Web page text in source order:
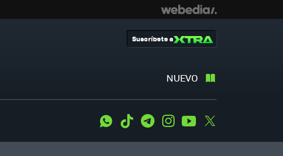
NUEVO
Suscríbete a
WhatsApp
Tiktok TelegramInstagramYoutube